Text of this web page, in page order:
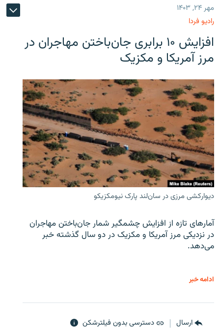
مهر ۲۴, ۱۴۰۳
رادیو فردا
افزایش ۱۰ برابری جان‌باختن مهاجران در
مرز آمریکا و مکزیک
دیوارکشی مرزی در سان‌لند پارک نیومکزیکو
آمارهای تازه از افزایش چشمگیر شمار جان‌باختن مهاجران
در نزدیکی مرز آمریکا و مکزیک در دو سال گذشته خبر
می‌دهد.
ادامه خبر
ارسال دسترسی بدون فیلترشکن